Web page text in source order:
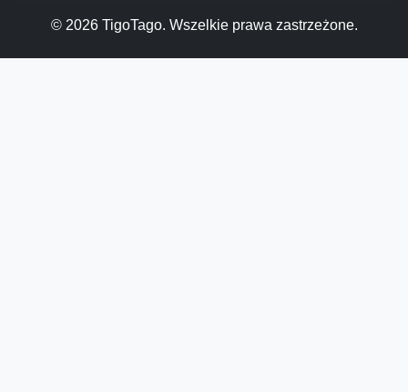
© 2026 TigoTago. Wszelkie prawa zastrzeżone.